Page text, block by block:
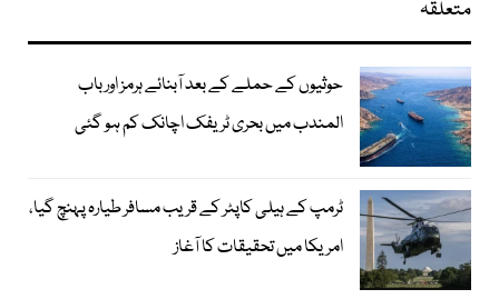
متعلقہ
حوثیوں کے حملے کے بعد آبنائے ہرمز اور باب
المندب میں بحری ٹریفک اچانک کم ہو گئی
ٹرمپ کے ہیلی کاپٹر کے قریب مسافر طیارہ پہنچ گیا،
امریکا میں تحقیقات کا آغاز